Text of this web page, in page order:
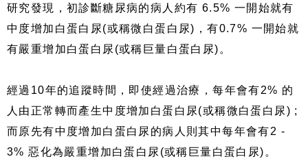
研究發現，初診斷糖尿病的病人約有 6.5% 一開始就有
中度增加白蛋白尿 (或稱微白蛋白尿) ，有0.7% 一開始就
有嚴重增加白蛋白尿 (或稱巨量白蛋白尿) 。
經過 10年的追蹤時間，即使經過治療，每年會有2% 的
人由正常轉而產生中度增加白蛋白尿 (或稱微白蛋白尿 ) ;
而原先有中度增加白蛋白尿的病人則其中每年會有2 -
3%惡化為嚴重增加白蛋白尿 (或稱巨量白蛋白尿) 。